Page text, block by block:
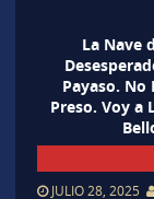
La Nave
Payaso. No
Preso. Voy a
JULIO 28, 2025